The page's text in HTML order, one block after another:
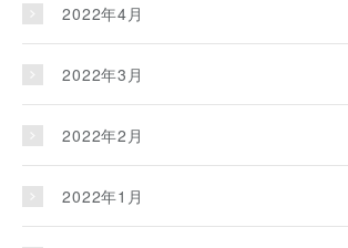
2022年4月
2022年3月
2022年2月
2022年1月